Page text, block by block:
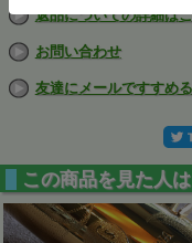
返品についての詳細は
お問い合わせ
友達にメールですすめる
この商品を見た人